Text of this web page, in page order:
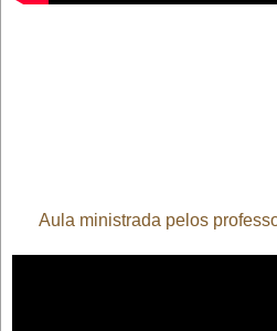
Aula ministrada pelos